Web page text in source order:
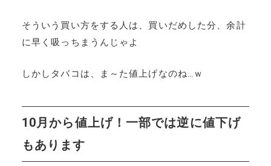
そういう買い方をする人は、買いだめした分、余計
に早く吸っちまうんじゃよ
しかしタバコは、ま～た値上げなのね…ｗ
10月から値上げ！一部では逆に値下げ
もあります